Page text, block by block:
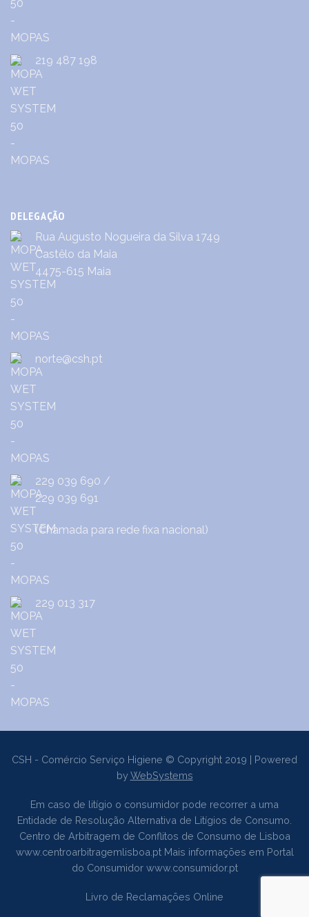
219 487 198
DELEGAÇÃO
Rua Augusto Nogueira da Silva 1749
Castêlo da Maia
4475-615 Maia
norte@csh.pt
229 039 690 /
229 039 691
(Chamada para rede fixa nacional)
229 013 317
CSH - Comércio Serviço Higiene © Copyright 2019 | Powered
byWebSystems
Em caso de litígio o consumidor pode recorrer a uma
Entidade de Resolução Alternativa de Litígios de Consumo.
Centro de Arbitragem de Conflitos de Consumo de Lisboa
www.centroarbitragemlisboa.ptMais informações em Portal
do Consumidor www.consumidor.pt
Livro de Reclamações Online